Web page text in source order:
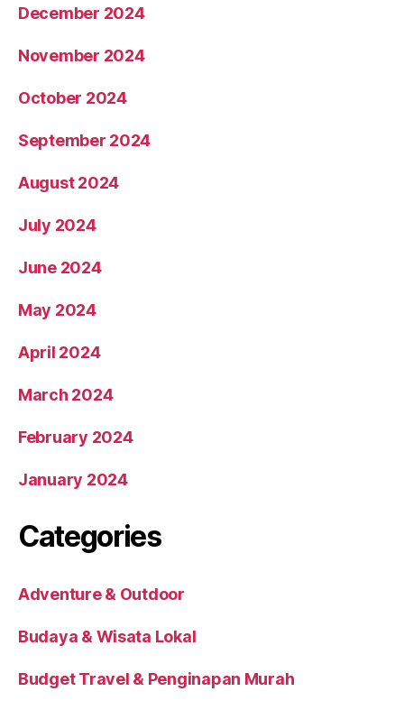
December 2024
November 2024
October 2024
September 2024
August 2024
July 2024
June 2024
May 2024
April 2024
March 2024
February 2024
January 2024
Categories
Adventure & Outdoor
Budaya & Wisata Lokal
Budget Travel & Penginapan Murah